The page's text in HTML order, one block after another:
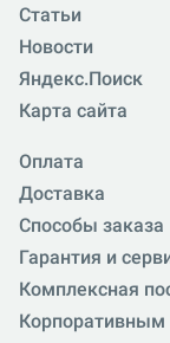
Статьи
Новости
Яндекс.Поиск
Карта сайта
Оплата
Доставка
Способы заказа
Гарантия и
Комплексная
Корпоративным